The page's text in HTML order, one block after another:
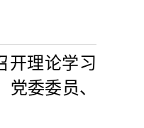
开理论学习
委委员、